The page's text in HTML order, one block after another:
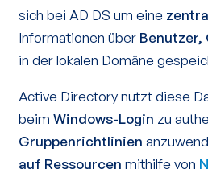
sich bei AD DS um eine
Informationen über Benutzer,
in der lokalen Domäne
Active Directory nutzt diese
beim Windows-Login zu
Gruppenrichtlinien
auf Ressourcen mithilfe von